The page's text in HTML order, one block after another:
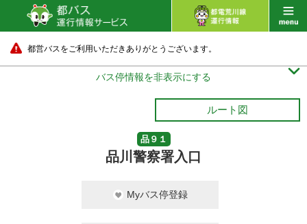
都営バスをご利用いただきありがとうございます。
バス停情報を非表示にする 
ルート図
品９１
品川警察署入口
Myバス停登録